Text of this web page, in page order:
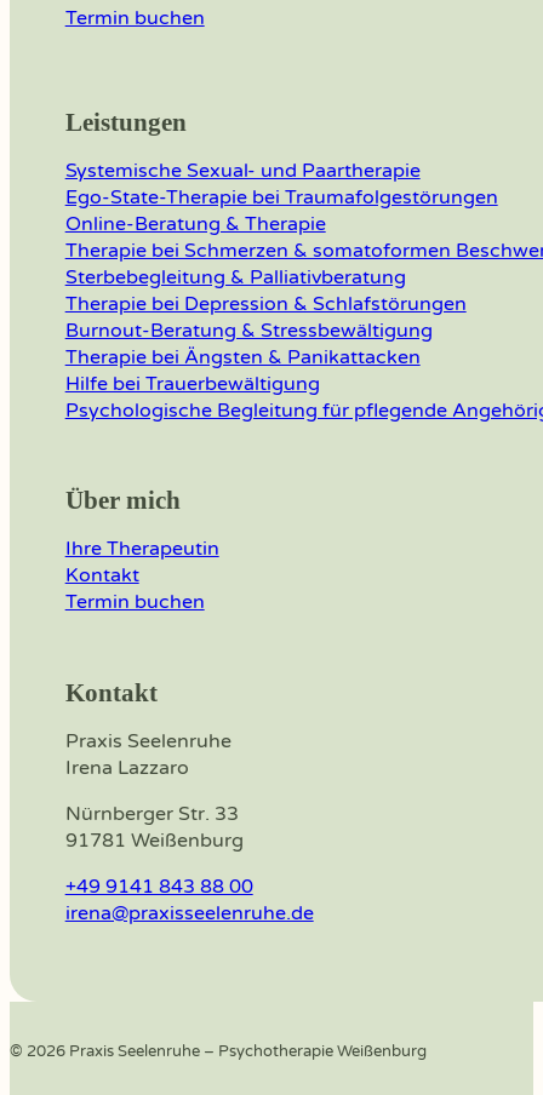
Termin buchen
Leistungen
Systemische Sexual- und Paartherapie
Ego-State-Therapie bei Traumafolgestörungen
Online-Beratung & Therapie
Therapie bei Schmerzen & somatoformen
Sterbebegleitung & Palliativberatung
Therapie bei Depression & Schlafstörungen
Burnout-Beratung & Stressbewältigung
Therapie bei Ängsten & Panikattacken
Hilfe bei Trauerbewältigung
Psychologische Begleitung für pflegende
Über mich
Ihre Therapeutin
Kontakt
Termin buchen
Kontakt
Praxis Seelenruhe
Irena Lazzaro
Nürnberger Str. 33
91781 Weißenburg
+49 9141 843 88 00
irena@praxisseelenruhe.de
© 2026 Praxis Seelenruhe – Psychotherapie Weißenburg